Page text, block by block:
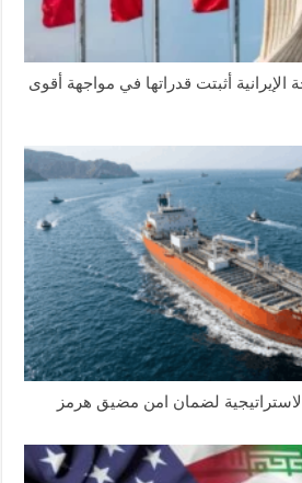
أثبتت قدراتها في مواجهة أقوى
لضمان امن مضيق هرمز